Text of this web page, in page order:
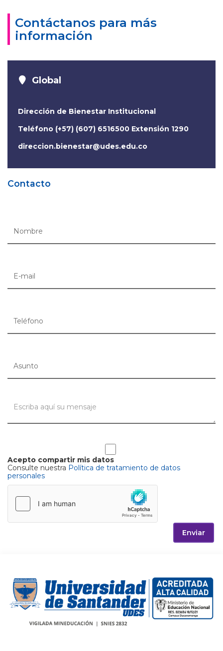
Contáctanos para más
información
Global
Dirección de Bienestar Institucional
Teléfono (+57) (607) 6516500 Extensión 1290
direccion.bienestar@udes.edu.co
Contacto
Acepto compartir mis datos
Consulte nuestra Política de tratamiento de datos
personales
Enviar